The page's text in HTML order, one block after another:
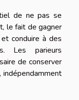
de ne pas se
le fait de gagner
conduire à des
Les parieurs
de conserver